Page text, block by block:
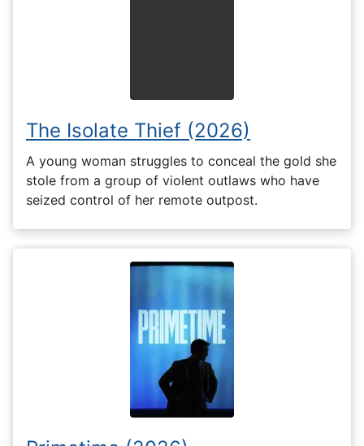
The Isolate Thief (2026)
A young woman struggles to conceal the gold she
stole from a group of violent outlaws who have
seized control of her remote outpost.